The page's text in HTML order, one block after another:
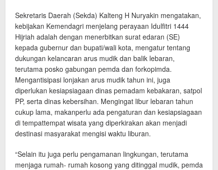
Sekretaris Daerah (Sekda) Kalteng H Nuryakin mengatakan,
kebijakan Kemendagri menjelang perayaan Idulfitri 1444
Hijriah adalah dengan menerbitkan surat edaran (SE)
kepada gubernur dan bupati/wali kota, mengatur tentang
dukungan kelancaran arus mudik dan balik lebaran,
terutama posko gabungan pemda dan forkopimda.
Mengantisipasi lonjakan arus mudik tahun ini, juga
diperlukan kesiapsiagaan dinas pemadam kebakaran, satpol
PP, serta dinas kebersihan. Mengingat libur lebaran tahun
cukup lama, makanperlu ada pengaturan dan kesiapsiagaan
di tempattempat wisata yang diperkirakan akan menjadi
destinasi masyarakat mengisi waktu liburan.
“Selain itu juga perlu pengamanan lingkungan, terutama
menjaga rumah- rumah kosong yang ditinggal mudik, pemda